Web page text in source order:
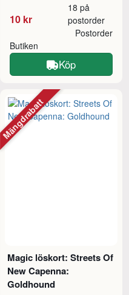
10 kr
18 på
postorder
Butiken
Postorder
Köp
Magic löskort: Streets Of
New Capenna:
Goldhound
Mängdrabatt